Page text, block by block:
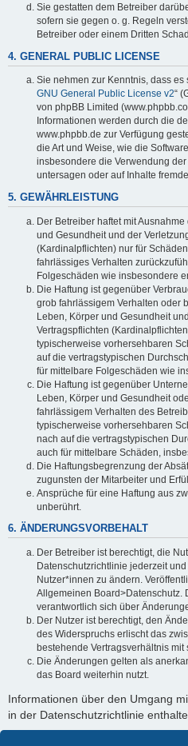
Sie gestatten dem Betreiber
sofern sie gegen o. g. Regeln
Betreiber oder einem Dritten
4. GENERAL PUBLIC LICENSE
Sie nehmen zur Kenntnis, dass
GNU General Public License v2“
von phpBB Limited
Informationen werden durch die
www.phpbb.de zur Verfügung
die Art und Weise, wie die
insbesondere die Verwendung
untersagen oder auf Inhalte
5. GEWÄHRLEISTUNG
Der Betreiber haftet mit
und Gesundheit und der
(Kardinalpflichten) nur für
fahrlässiges Verhalten
Folgeschäden wie insbesondere
Die Haftung ist gegenüber
grob fahrlässigem Verhalten oder
Leben, Körper und Gesundheit
Vertragspflichten
typischerweise vorhersehbaren
auf die vertragstypischen
für mittelbare Folgeschäden wie
Die Haftung ist gegenüber
Leben, Körper und Gesundheit
fahrlässigem Verhalten des
typischerweise vorhersehbaren
nach auf die vertragstypischen
auch für mittelbare Schäden,
Die Haftungsbegrenzung der
zugunsten der Mitarbeiter und
Ansprüche für eine Haftung aus
unberührt.
6. ÄNDERUNGSVORBEHALT
Der Betreiber ist berechtigt, die
Datenschutzrichtlinie jederzeit
Nutzer*innen zu ändern.
Allgemeinen Board>Datenschutz.
verantwortlich sich über
Der Nutzer ist berechtigt, den
des Widerspruchs erlischt das
bestehende Vertragsverhältnis mit
Die Änderungen gelten als
das Board weiterhin nutzt.
Informationen über den Umgang
in der Datenschutzrichtlinie